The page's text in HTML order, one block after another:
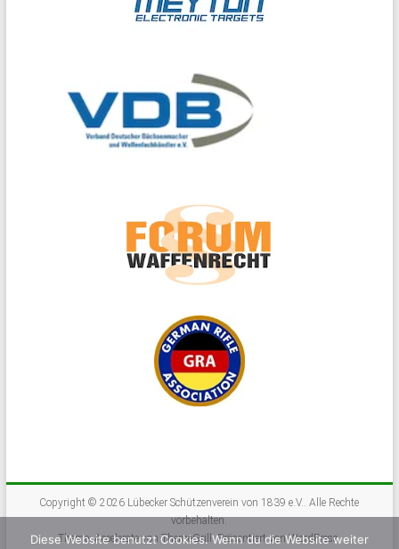
Copyright © 2026 Lübecker Schützenverein von 1839 e.V.. Alle Rechte
vorbehalten.
Theme:Acceleratevon ThemeGrill. Präsentiert vonWordPress.
Diese Website benutzt Cookies. Wenn du die Website weiter